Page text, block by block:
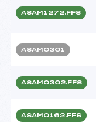
ASAM1272.FFS
ASAM0301
ASAM0302.FFS
ASAM0162.FFS